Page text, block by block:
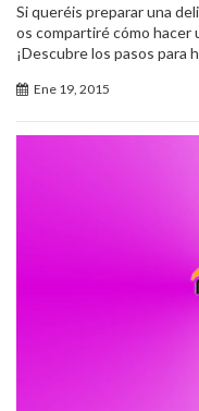
Si queréis preparar una
os compartiré cómo hacer
¡Descubre los pasos para
Ene 19, 2015